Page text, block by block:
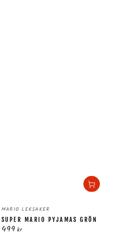
Säljare:
MARIO LEKSAKER
SUPER MARIO PYJAMAS GRÖN
Ordinarie
499 kr